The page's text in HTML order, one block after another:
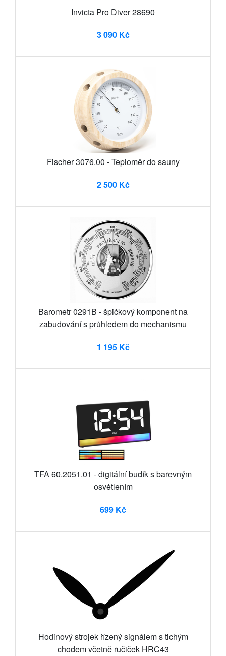
Invicta Pro Diver 28690
3 090 Kč
Fischer 3076.00 - Teploměr do sauny
2 500 Kč
Barometr 0291B - špičkový komponent na
zabudování s průhledem do mechanismu
1 195 Kč
TFA 60.2051.01 - digitální budík s barevným
osvětlením
699 Kč
Hodinový strojek řízený signálem s tichým
chodem včetně ručiček HRC43